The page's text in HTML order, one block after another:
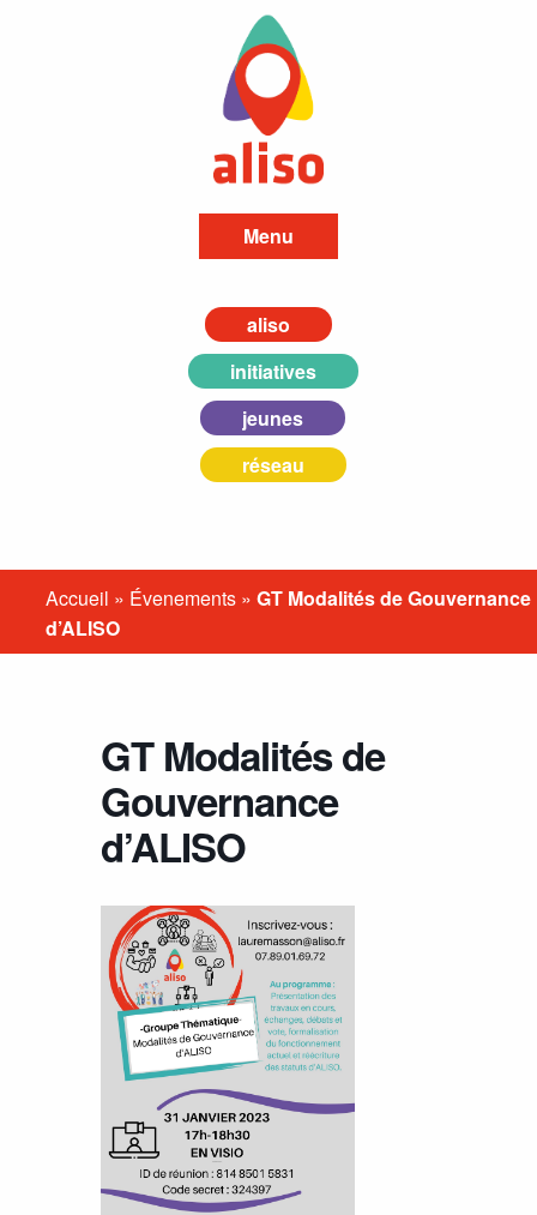
Menu
aliso
initiatives
jeunes
réseau
Accueil » Évenements »GT Modalités de Gouvernance
d’ALISO
GT Modalités de
Gouvernance
d’ALISO